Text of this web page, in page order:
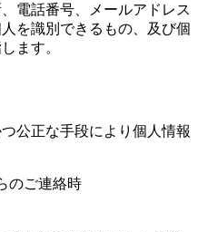
電話番号、メールアドレス
を識別できるもの、及び個
ます。
公正な手段により個人情報
のご連絡時